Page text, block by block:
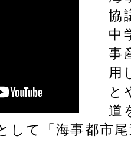
協議会構成団体に
が加わりました。
Japan 2026に共
事都市尾道推進協
を開設いたしまし
協
中
事
用
と
道
して「海事都市